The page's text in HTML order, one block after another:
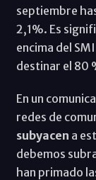
septiembre
2,1%. Es
encima del
destinar el 80
En un
redes de
subyacen a
debemos
han primado